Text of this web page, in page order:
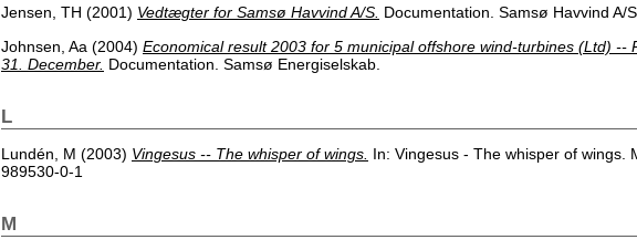
Jensen, TH (2001) Vedtægter for Samsø Havvind A/S. Documentation. Samsø Havvind A/
Johnsen, Aa (2004) Economical result 2003 for 5 municipal offshore wind-turbines (Ltd) --
31. December. Documentation. Samsø Energiselskab.
L
Lundén, M (2003) Vingesus -- The whisper of wings. In: Vingesus - The whisper of wings.
989530-0-1
M